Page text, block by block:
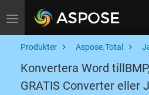
Toggle navigation
Produkter Aspose.Total
Konvertera Word
GRATIS Converter eller